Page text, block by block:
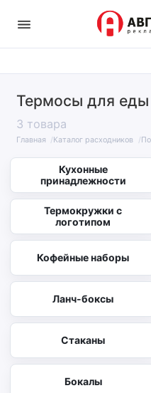
Термосы для еды
3 товара
Главная Каталог расходников
Кухонные
принадлежности
Термокружки с
логотипом
Кофейные наборы
Ланч-боксы
Стаканы
Бокалы